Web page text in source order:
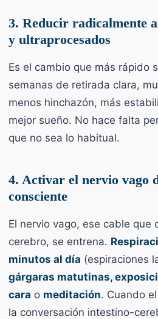
3. Reducir radicalmente
y ultraprocesados
Es el cambio que más rápido
semanas de retirada clara,
menos hinchazón, más
mejor sueño. No hace falta
que no sea lo habitual.
4. Activar el nervio vago
consciente
El nervio vago, ese cable que
cerebro, se entrena.
minutos al día (espiraciones
gárgaras matutinas,
cara o meditación. Cuando
la conversación intestino-